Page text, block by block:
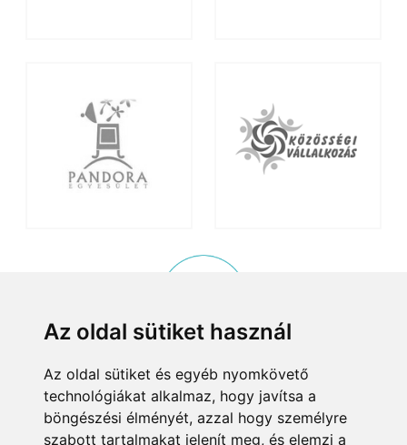
Az oldal sütiket használ
Az oldal sütiket és egyéb nyomkövető
technológiákat alkalmaz, hogy javítsa a
böngészési élményét, azzal hogy személyre
szabott tartalmakat jelenít meg, és elemzi a
KISKÖZÖSSÉGI PROGRAM
© 2015, Helyi Kisközösségek Nonprofit Kft. Minden jog fenntartva.
8083 Csákvár, Tersztyánszky Ödön körút 26.